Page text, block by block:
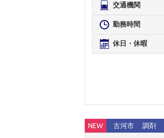
交通機関
勤務時間
休日・休暇
NEW 古河市 調剤